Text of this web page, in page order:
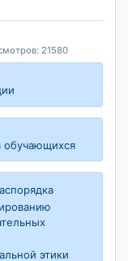
21580
обучающихся
этики